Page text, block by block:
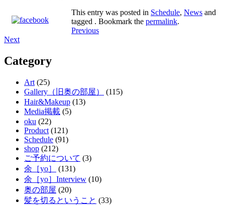
This entry was posted in Schedule, News and
tagged . Bookmark the permalink.
navigation
Previous
Next
Category
Art (25)
Gallery（旧奥の部屋）
(115)
Hair&Makeup (13)
Media掲載 (5)
oku (22)
Product (121)
Schedule (91)
shop (212)
ご予約について (3)
余［yo］
(131)
余［yo］Interview (10)
奥の部屋 (20)
髪を切るということ (33)